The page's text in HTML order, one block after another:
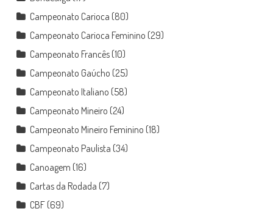
Campeonato Carioca (80)
Campeonato Carioca Feminino (29)
Campeonato Francês(10)
Campeonato Gaúcho (25)
Campeonato Italiano (58)
Campeonato Mineiro (24)
Campeonato Mineiro Feminino (18)
Campeonato Paulista (34)
Canoagem (16)
Cartas da Rodada (7)
CBF(69)